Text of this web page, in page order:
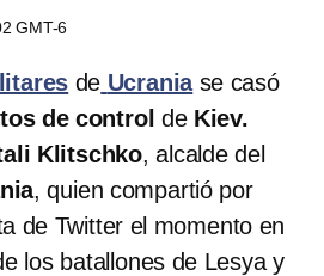
GMT-6
de Ucraniase casó
de control deKiev.
Klitschko, alcalde del
, quien compartió por
de Twitter el momento en
los batallones de Lesya y